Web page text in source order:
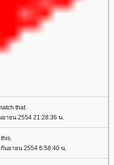
that.
ยายน 2554 21:28:36 น.
นยายน 2554 6:58:40 น.